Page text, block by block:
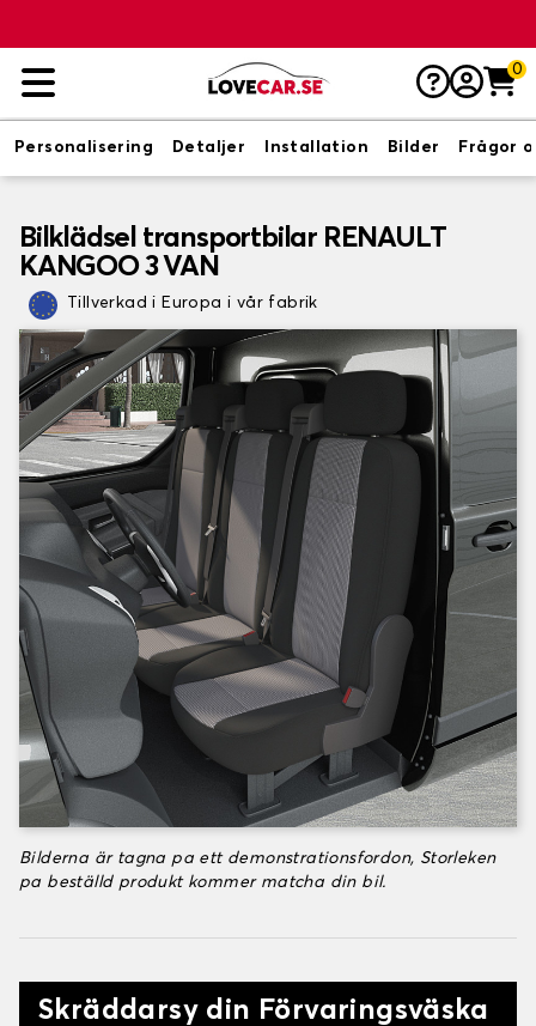
0
Personalisering Detaljer Installation Bilder Frågor
Bilklädsel transportbilar RENAULT
KANGOO 3 VAN
Tillverkad i Europa i vår fabrik
Bilderna är tagna pa ett demonstrationsfordon, Storleken
pa beställd produkt kommer matcha din bil.
Skräddarsy din Förvaringsväska